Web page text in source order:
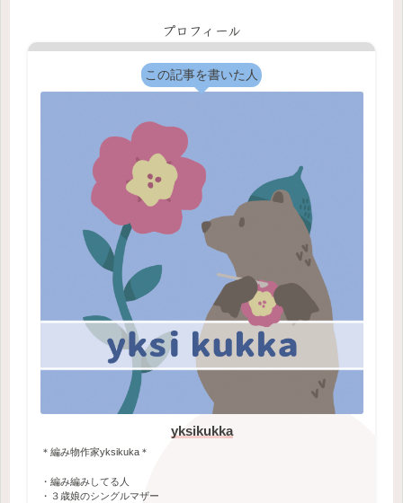
プロフィール
この記事を書いた人
yksikukka
＊編み物作家yksikuka＊
・編み編みしてる人
・３歳娘のシングルマザー